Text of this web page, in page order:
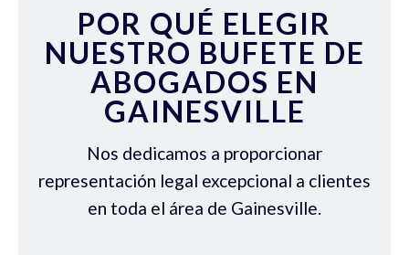
POR QUÉ ELEGIR
NUESTRO BUFETE DE
ABOGADOS EN
GAINESVILLE
Nos dedicamos a proporcionar
representación legal excepcional a clientes
en toda el área de Gainesville.